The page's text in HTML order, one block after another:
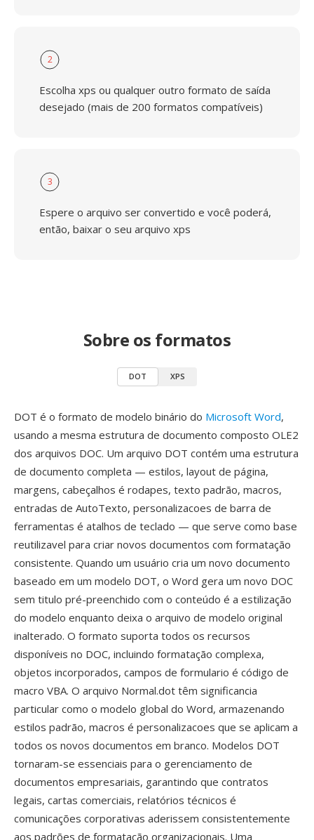
2
Escolha xps ou qualquer outro formato de saída
desejado (mais de 200 formatos compatíveis)
3
Espere o arquivo ser convertido e você poderá,
então, baixar o seu arquivo xps
Sobre os formatos
DOT XPS
DOT é o formato de modelo binário do Microsoft Word,
usando a mesma estrutura de documento composto OLE2
dos arquivos DOC. Um arquivo DOT contém uma estrutura
de documento completa — estilos, layout de página,
margens, cabeçalhos é rodapes, texto padrão, macros,
entradas de AutoTexto, personalizacoes de barra de
ferramentas é atalhos de teclado — que serve como base
reutilizavel para criar novos documentos com formatação
consistente. Quando um usuário cria um novo documento
baseado em um modelo DOT, o Word gera um novo DOC
sem titulo pré-preenchido com o conteúdo é a estilização
do modelo enquanto deixa o arquivo de modelo original
inalterado. O formato suporta todos os recursos
disponíveis no DOC, incluindo formatação complexa,
objetos incorporados, campos de formulario é código de
macro VBA. O arquivo Normal.dot têm significancia
particular como o modelo global do Word, armazenando
estilos padrão, macros é personalizacoes que se aplicam a
todos os novos documentos em branco. Modelos DOT
tornaram-se essenciais para o gerenciamento de
documentos empresariais, garantindo que contratos
legais, cartas comerciais, relatórios técnicos é
comunicações corporativas aderissem consistentemente
aos padrões de formatação organizacionais. Uma